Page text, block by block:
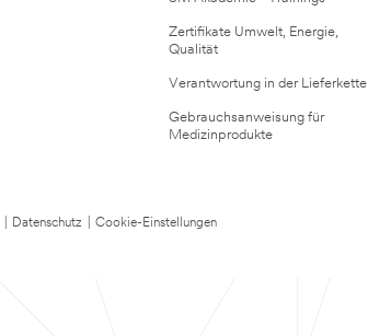
Zertifikate Umwelt, Energie,
Qualität
Verantwortung in der Lieferkette
Gebrauchsanweisung für
Medizinprodukte
Datenschutz
Cookie-Einstellungen